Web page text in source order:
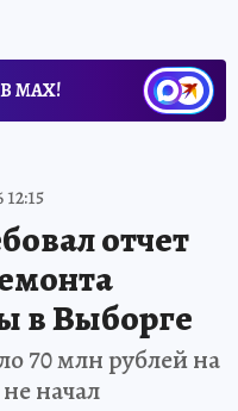
МАХ!
отчет
в Выборге
70 млн рублей на
начал